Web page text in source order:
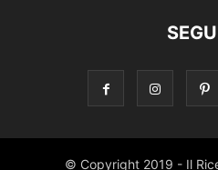
© Copyright 2019 - Il